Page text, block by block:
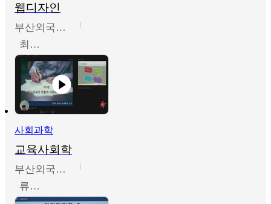
웹디자인
부산외국어대학교
최진오
사회과학
교육사회학
부산외국어대학교
류영철